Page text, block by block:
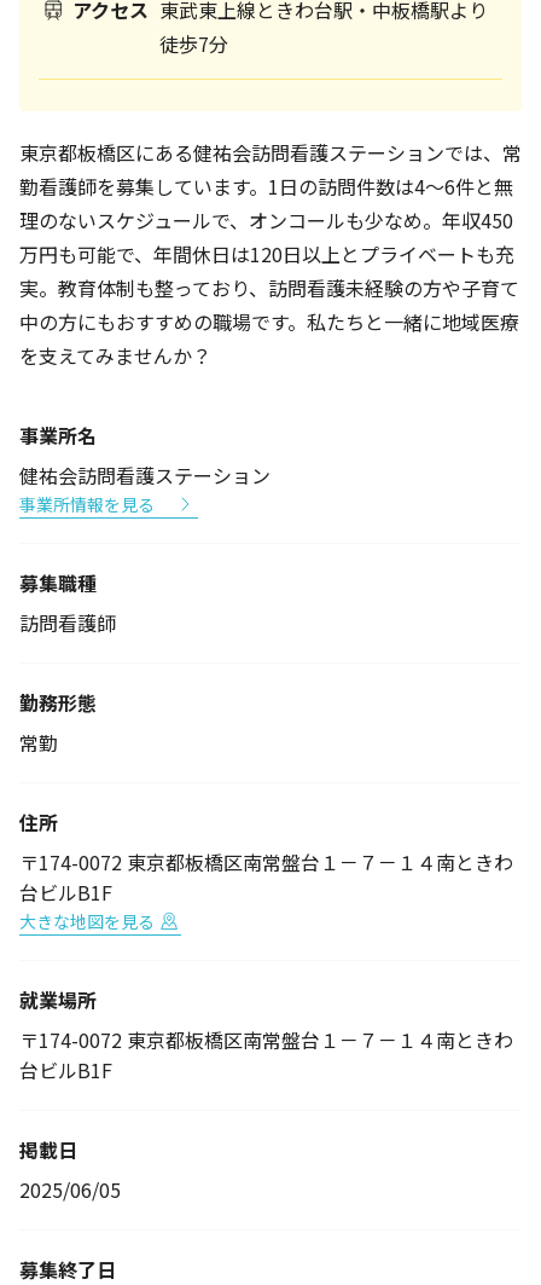
アクセス 東武東上線ときわ台駅・中板橋駅より
徒歩7分
東京都板橋区にある健祐会訪問看護ステーションでは、常
勤看護師を募集しています。1日の訪問件数は4～6件と無
理のないスケジュールで、オンコールも少なめ。年収450
万円も可能で、年間休日は120日以上とプライベートも充
実。教育体制も整っており、訪問看護未経験の方や子育て
中の方にもおすすめの職場です。私たちと一緒に地域医療
を支えてみませんか？
事業所名
健祐会訪問看護ステーション
事業所情報を見る
募集職種
訪問看護師
勤務形態
常勤
住所
〒174-0072 東京都板橋区南常盤台１－７－１４南ときわ
台ビルB1F
大きな地図を見る
就業場所
〒174-0072 東京都板橋区南常盤台１－７－１４南ときわ
台ビルB1F
掲載日
2025/06/05
募集終了日